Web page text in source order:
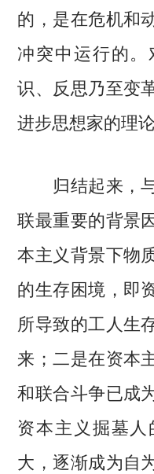
的，是在危机和
冲突中运行的
识、反思乃至变
进步思想家的理论
归结起来，与
联最重要的背景
本主义背景下物
的生存困境，即
所导致的工人生
来；二是在资本
和联合斗争已成
资本主义掘墓
大，逐渐成为自